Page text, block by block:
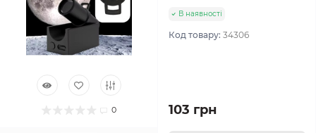
0
В наявності
Код товару: 34306
103 грн